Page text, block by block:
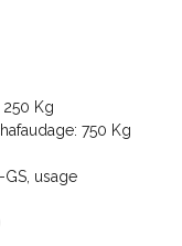
250 Kg
750 Kg
GS, usage